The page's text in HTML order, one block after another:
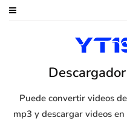
Puede convertir videos de
mp3 y descargar videos